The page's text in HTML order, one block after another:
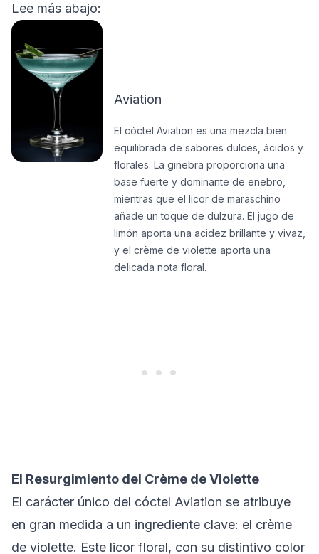
Lee más abajo:
Aviation
El cóctel Aviation es una mezcla bien
equilibrada de sabores dulces, ácidos y
florales. La ginebra proporciona una
base fuerte y dominante de enebro,
mientras que el licor de maraschino
añade un toque de dulzura. El jugo de
limón aporta una acidez brillante y vivaz,
y el crème de violette aporta una
delicada nota floral.
El Resurgimiento del Crème de Violette
El carácter único del cóctel Aviation se atribuye
en gran medida a un ingrediente clave: el crème
de violette. Este licor floral, con su distintivo color